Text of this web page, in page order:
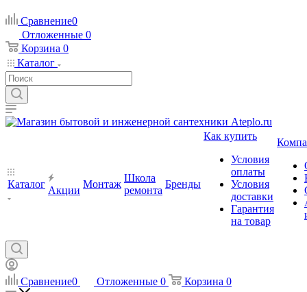
Сравнение0
Отложенные 0
Корзина 0
Каталог
Каталог
Акции
Монтаж
Школа
ремонта
Бренды
Как купить
Условия
оплаты
Условия
доставки
Гарантия
на товар
Сравнение0 Отложенные 0 Корзина 0